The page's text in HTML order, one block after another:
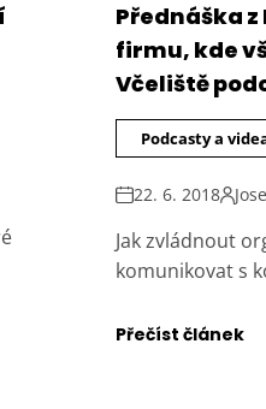
Přednáška
firmu, kde
Včeliště
Podcasty a
22. 6. 2018
Jak zvládnout
komunikovat s
Přečíst článek